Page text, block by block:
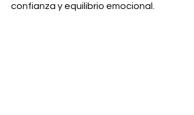
confianza y equilibrio emocional.